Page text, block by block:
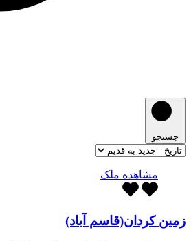
جستجو
مشاهده ملک
زمین کردان(قاسم آباد)